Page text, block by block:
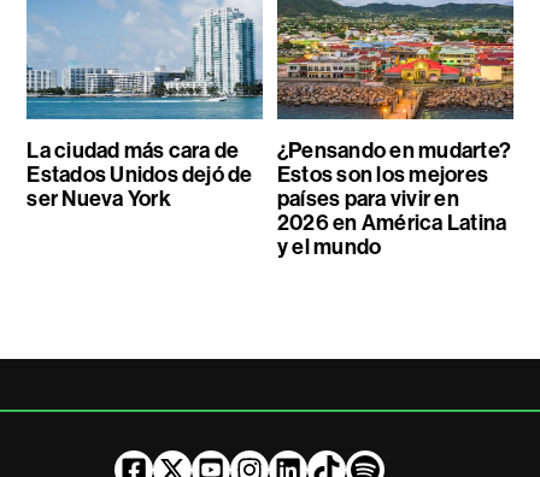
La ciudad más cara de
Estados Unidos dejó de
ser Nueva York
¿Pensando en mudarte?
Estos son los mejores
países para vivir en
2026 en América Latina
y el mundo